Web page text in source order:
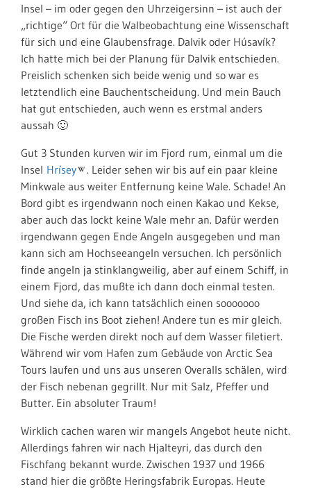
Insel – im oder gegen den Uhrzeigersinn – ist auch der
„richtige“ Ort für die Walbeobachtung eine Wissenschaft
für sich und eine Glaubensfrage. Dalvik oder Húsavík?
Ich hatte mich bei der Planung für Dalvik entschieden.
Preislich schenken sich beide wenig und so war es
letztendlich eine Bauchentscheidung. Und mein Bauch
hat gut entschieden, auch wenn es erstmal anders
aussah 🙂
Gut 3 Stunden kurven wir im Fjord rum, einmal um die
Insel Hrísey . Leider sehen wir bis auf ein paar kleine
Minkwale aus weiter Entfernung keine Wale. Schade! An
Bord gibt es irgendwann noch einen Kakao und Kekse,
aber auch das lockt keine Wale mehr an. Dafür werden
irgendwann gegen Ende Angeln ausgegeben und man
kann sich am Hochseeangeln versuchen. Ich persönlich
finde angeln ja stinklangweilig, aber auf einem Schiff, in
einem Fjord, das mußte ich dann doch einmal testen.
Und siehe da, ich kann tatsächlich einen sooooooo
großen Fisch ins Boot ziehen! Andere tun es mir gleich.
Die Fische werden direkt noch auf dem Wasser filetiert.
Während wir vom Hafen zum Gebäude von Arctic Sea
Tours laufen und uns aus unseren Overalls schälen, wird
der Fisch nebenan gegrillt. Nur mit Salz, Pfeffer und
Butter. Ein absoluter Traum!
Wirklich cachen waren wir mangels Angebot heute nicht.
Allerdings fahren wir nach Hjalteyri, das durch den
Fischfang bekannt wurde. Zwischen 1937 und 1966
stand hier die größte Heringsfabrik Europas. Heute